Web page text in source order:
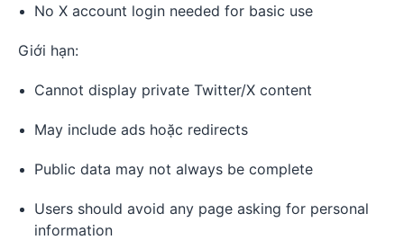
No X account login needed for basic use
Giới hạn:
Cannot display private Twitter/X content
May include ads hoặc redirects
Public data may not always be complete
Users should avoid any page asking for personal
information